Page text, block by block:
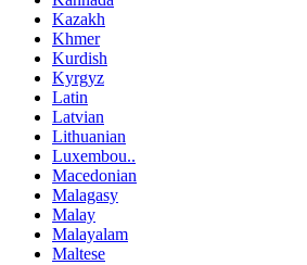
Kazakh
Khmer
Kurdish
Kyrgyz
Latin
Latvian
Lithuanian
Luxembou..
Macedonian
Malagasy
Malay
Malayalam
Maltese